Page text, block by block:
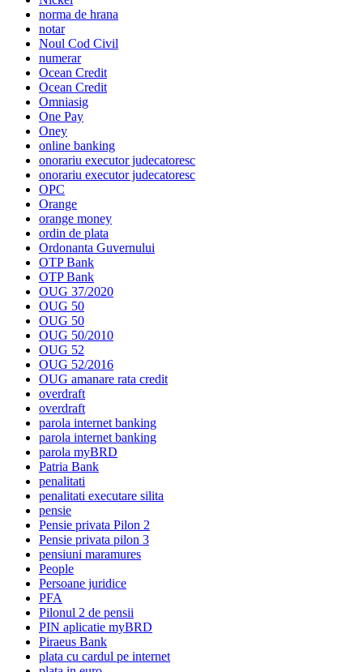
norma de hrana
notar
Noul Cod Civil
numerar
Ocean Credit
Ocean Credit
Omniasig
One Pay
Oney
online banking
onorariu executor judecatoresc
onorariu executor judecatoresc
OPC
Orange
orange money
ordin de plata
Ordonanta Guvernului
OTP Bank
OTP Bank
OUG 37/2020
OUG 50
OUG 50
OUG 50/2010
OUG 52
OUG 52/2016
OUG amanare rata credit
overdraft
overdraft
parola internet banking
parola internet banking
parola myBRD
Patria Bank
penalitati
penalitati executare silita
pensie
Pensie privata Pilon 2
Pensie privata pilon 3
pensiuni maramures
People
Persoane juridice
PFA
Pilonul 2 de pensii
PIN aplicatie myBRD
Piraeus Bank
plata cu cardul pe internet